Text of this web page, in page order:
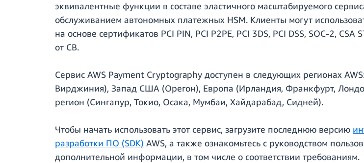
эквивалентные функции в составе эластичного масштабируемого
обслуживанием автономных платежных HSM. Клиенты могут
на основе сертификатов PCI PIN, PCI P2PE, PCI 3DS, PCI DSS, SOC-2,
от CB.
Сервис AWS Payment Cryptography доступен в следующих регионах
Вирджиния), Запад США (Орегон), Европа (Ирландия, Франкфурт,
регион (Сингапур, Токио, Осака, Мумбаи, Хайдарабад, Сидней).
Чтобы начать использовать этот сервис, загрузите последнюю версию
разработки ПО (SDK) AWS, а также ознакомьтесь с руководством
дополнительной информации, в том числе о соответствии требованиям.